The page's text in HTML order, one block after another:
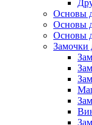
Основы
Основы
Основы
Замочки